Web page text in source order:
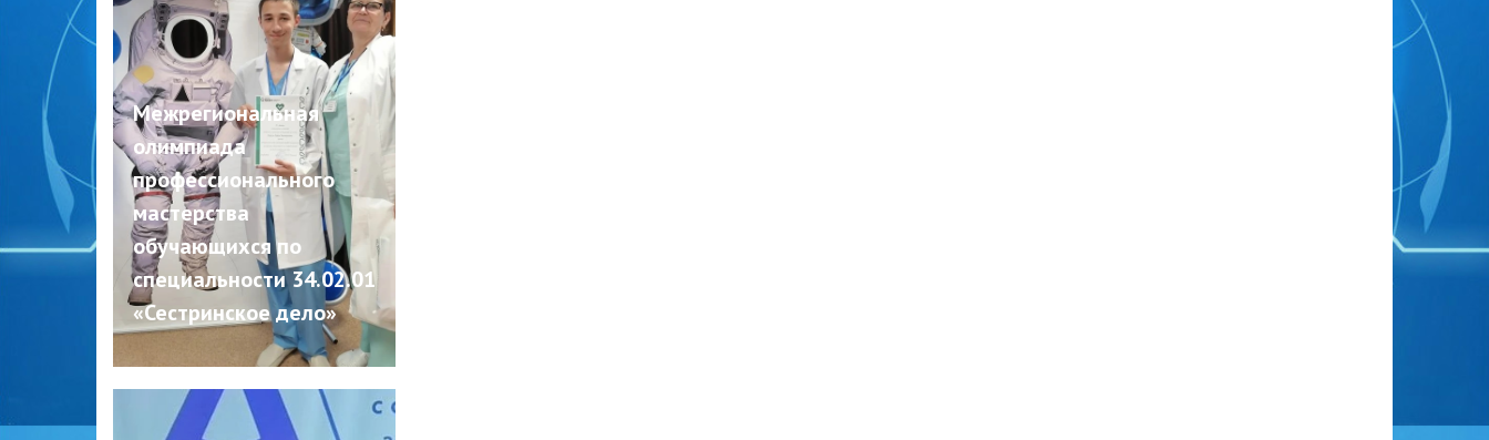
Межрегиональная
олимпиада
профессионального
мастерства
обучающихся по
специальности 34.02.01
«Сестринское дело»